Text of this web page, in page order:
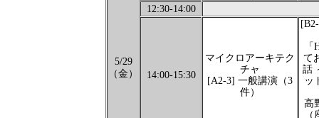
5/29
（金）
12:30-14:00
14:00-15:30
マイクロアーキテク
チャ
[A2-3] 一般講演（3
件）
て
話
ッ
高